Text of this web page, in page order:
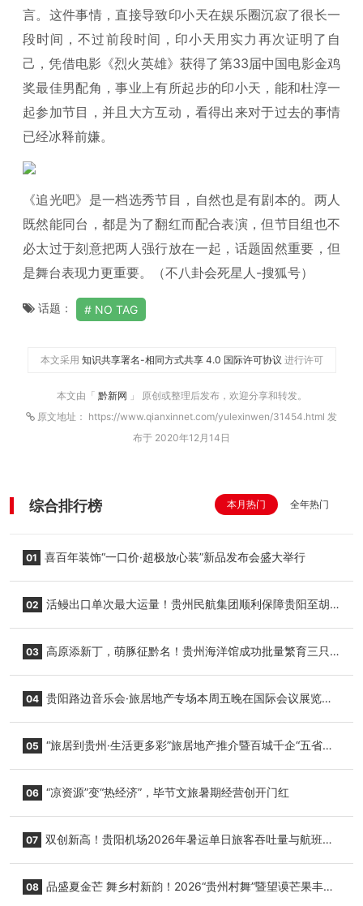
言。这件事情，直接导致印小天在娱乐圈沉寂了很长一
段时间，不过前段时间，印小天用实力再次证明了自
己，凭借电影《烈火英雄》获得了第33届中国电影金鸡
奖最佳男配角，事业上有所起步的印小天，能和杜淳一
起参加节目，并且大方互动，看得出来对于过去的事情
已经冰释前嫌。
《追光吧》是一档选秀节目，自然也是有剧本的。两人
既然能同台，都是为了翻红而配合表演，但节目组也不
必太过于刻意把两人强行放在一起，话题固然重要，但
是舞台表现力更重要。（不八卦会死星人-搜狐号）
话题： NO TAG
本文采用 知识共享署名-相同方式共享 4.0 国际许可协议 进行许可
本文由「 黔新网 」 原创或整理后发布，欢迎分享和转发。
原文地址： https://www.qianxinnet.com/yulexinwen/31454.html 发
布于 2020年12月14日
综合排行榜 本月热门 全年热门
01 喜百年装饰“一口价·超极放心装”新品发布会盛大举行
02 活鳗出口单次最大运量！贵州民航集团顺利保障贵阳至胡
03 高原添新丁，萌豚征黔名！贵州海洋馆成功批量繁育三只
04 贵阳路边音乐会·旅居地产专场本周五晚在国际会议展览中
05 “旅居到贵州·生活更多彩”旅居地产推介暨百城千企“五省
06 “凉资源”变“热经济”，毕节文旅暑期经营创开门红
07 双创新高！贵阳机场2026年暑运单日旅客吞吐量与航班起
08 品盛夏金芒 舞乡村新韵！2026“贵州村舞”暨望谟芒果丰收